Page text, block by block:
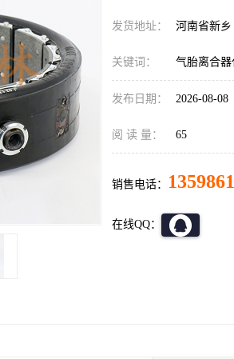
发货地址： 河南省新乡
关键词： 气胎离合器
发布日期： 2026-08-08
阅 读 量： 65
销售电话：
在线QQ：